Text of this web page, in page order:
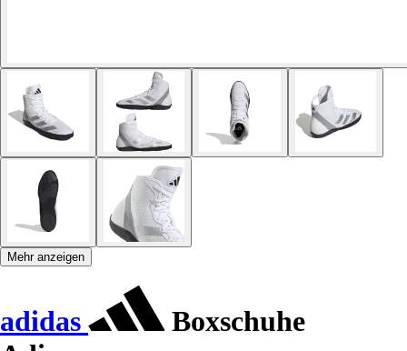
Mehr anzeigen
adidas
Boxschuhe